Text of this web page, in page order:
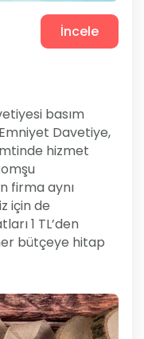
İncele
basım
Davetiye,
hizmet
firma aynı
için de
1 TL’den
bütçeye hitap